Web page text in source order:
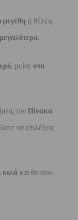
ή θέλεις
.
, μείνε στο
τονΠίνακα
να επιλέξεις
και θα σου